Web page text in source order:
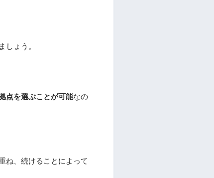
しょう。
点を選ぶことが可能なの
ね、続けることによって